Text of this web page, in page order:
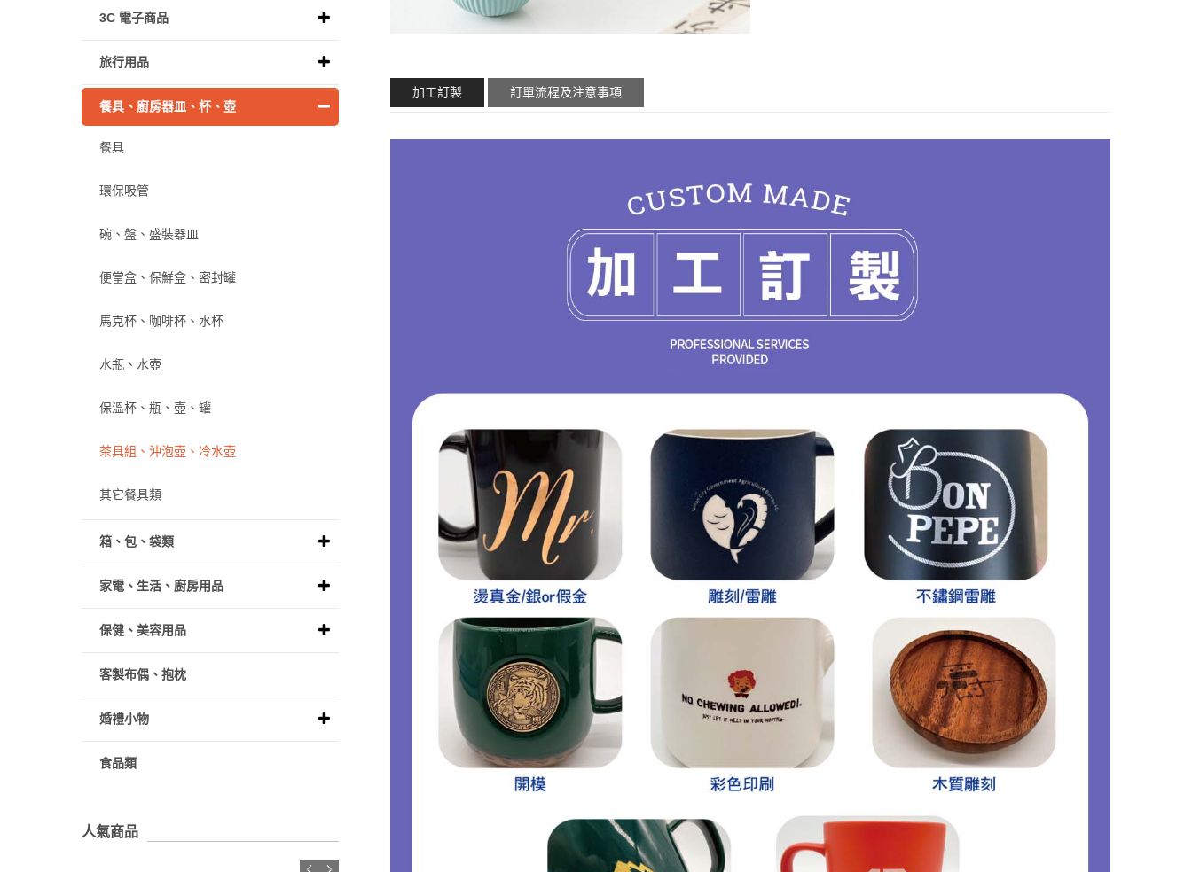
加工訂製 訂單流程及注意事項
3C 電子商品
旅行用品
餐具、廚房器皿、杯、壺
餐具
環保吸管
碗、盤、盛裝器皿
便當盒、保鮮盒、密封罐
馬克杯、咖啡杯、水杯
水瓶、水壺
保溫杯、瓶、壺、罐
茶具組、沖泡壺、冷水壺
其它餐具類
箱、包、袋類
家電、生活、廚房用品
保健、美容用品
客製布偶、抱枕
婚禮小物
食品類
人氣商品